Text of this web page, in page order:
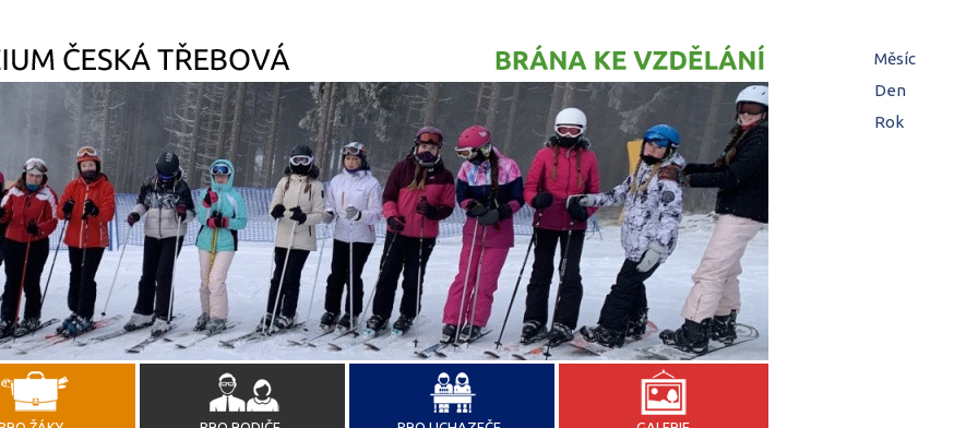
Měsíc
Den(aktivní
Rok